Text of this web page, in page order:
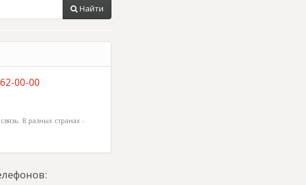
Найти
00-00
В разных странах -